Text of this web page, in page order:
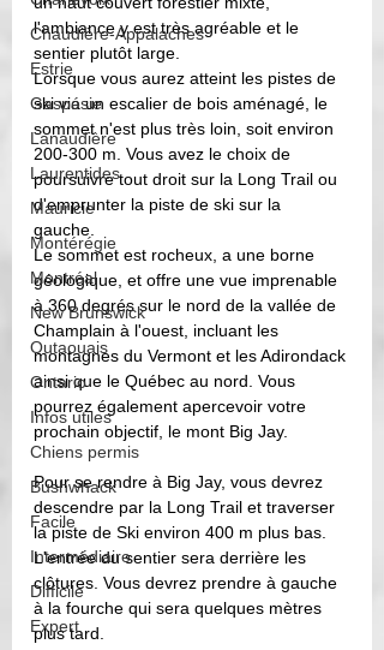
Chaudière-Appalaches
Estrie
Gaspésie
Lanaudière
Laurentides
Mauricie
Montérégie
Montréal
New Brunswick
Outaouais
Ontario
Infos utiles
Chiens permis
Bushwhack
Facile
Intermédiaire
Difficile
Expert
l'ambiance y est très agréable et le
sentier plutôt large.
Lorsque vous aurez atteint les pistes de
ski via un escalier de bois aménagé, le
sommet n'est plus très loin, soit environ
200-300 m. Vous avez le choix de
poursuivre tout droit sur la Long Trail ou
d'emprunter la piste de ski sur la
gauche.
Le sommet est rocheux, a une borne
géologique, et offre une vue imprenable
à 360 degrés sur le nord de la vallée de
Champlain à l'ouest, incluant les
montagnes du Vermont et les Adirondack
ainsi que le Québec au nord. Vous
pourrez également apercevoir votre
prochain objectif, le mont Big Jay.
Pour se rendre à Big Jay, vous devrez
descendre par la Long Trail et traverser
la piste de Ski environ 400 m plus bas.
L'entrée du sentier sera derrière les
clôtures. Vous devrez prendre à gauche
à la fourche qui sera quelques mètres
plus tard.